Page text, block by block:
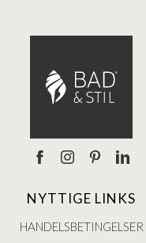
NYTTIGE LINKS
HANDELSBETINGELSER